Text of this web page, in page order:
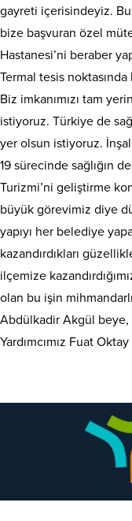
gayreti içerisindeyiz.
bize başvuran özel
Hastanesi’ni beraber
Termal tesis noktasında
Biz imkanımızı tam
istiyoruz. Türkiye de
yer olsun istiyoruz.
19 sürecinde sağlığın
Turizmi’ni geliştirme
büyük görevimiz diye
yapıyı her belediye
kazandırdıkları
ilçemize
olan bu işin
Abdülkadir Akgül
Yardımcımız Fuat